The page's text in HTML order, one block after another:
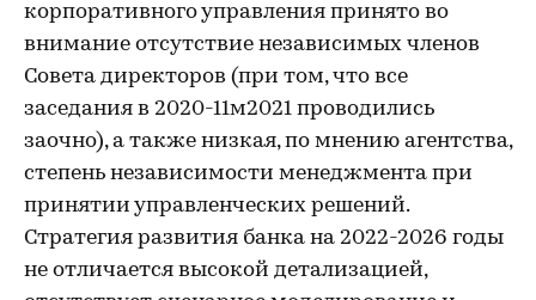
корпоративного управления принято во
внимание отсутствие независимых членов
Совета директоров (при том, что все
заседания в 2020-11м2021 проводились
заочно), а также низкая, по мнению агентства,
степень независимости менеджмента при
принятии управленческих решений.
Стратегия развития банка на 2022-2026 годы
не отличается высокой детализацией,